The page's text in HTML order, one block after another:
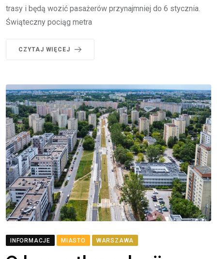
trasy i będą wozić pasażerów przynajmniej do 6 stycznia.
Świąteczny pociąg metra
CZYTAJ WIĘCEJ
INFORMACJE MIASTO WARSZAWA